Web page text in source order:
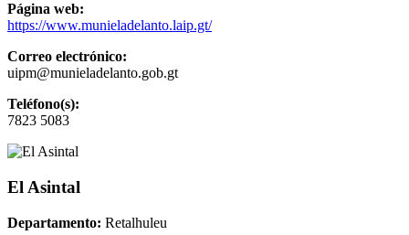
Página web:
https://www.munieladelanto.laip.gt/
Correo electrónico:
uipm@munieladelanto.gob.gt
Teléfono(s):
7823 5083
El Asintal
Departamento: Retalhuleu